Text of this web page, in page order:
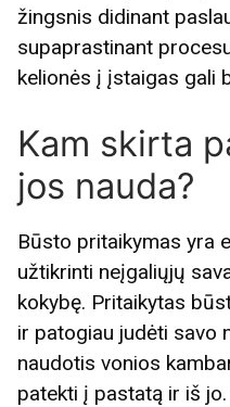
žingsnis didinant
supaprastinant
kelionės į įstaigas gali
Kam skirta
jos nauda?
Būsto pritaikymas yra
užtikrinti neįgaliųjų
kokybę. Pritaikytas
ir patogiau judėti savo
naudotis vonios
patekti į pastatą ir iš